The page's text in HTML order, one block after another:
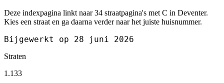
Deze indexpagina linkt naar 34 straatpagina's met C in Deventer.
Kies een straat en ga daarna verder naar het juiste huisnummer.
Bijgewerkt op 28 juni 2026
Straten
1.133